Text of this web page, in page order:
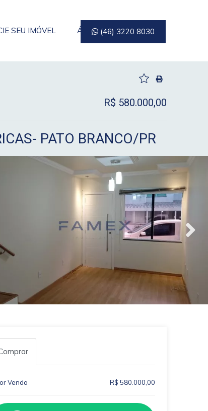
SEU IMÓVEL ÁREA DO CLIENTE
(46) 3220 8030
R$ 580.000,00
PATO BRANCO/PR
Venda R$ 580.000,00